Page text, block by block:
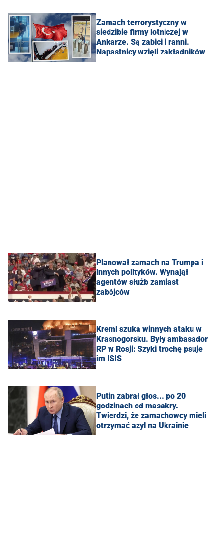
Zamach terrorystyczny w
siedzibie firmy lotniczej w
Ankarze. Są zabici i ranni.
Napastnicy wzięli zakładników
Planował zamach na Trumpa i
innych polityków. Wynajął
agentów służb zamiast
zabójców
Kreml szuka winnych ataku w
Krasnogorsku. Były ambasador
RP w Rosji: Szyki trochę psuje
im ISIS
Putin zabrał głos... po 20
godzinach od masakry.
Twierdzi, że zamachowcy mieli
otrzymać azyl na Ukrainie